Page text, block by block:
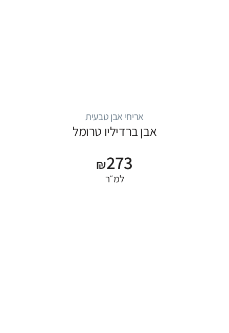
אריחי אבן טבעית
אבן ברדיליו טרומל
₪273
למ״ר